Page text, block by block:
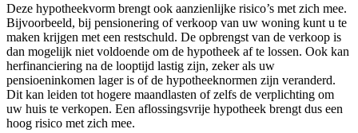
Deze hypotheekvorm brengt ook aanzienlijke risico’s met zich mee.
Bijvoorbeeld, bij pensionering of verkoop van uw woning kunt u te
maken krijgen met een restschuld. De opbrengst van de verkoop is
dan mogelijk niet voldoende om de hypotheek af te lossen. Ook kan
herfinanciering na de looptijd lastig zijn, zeker als uw
pensioeninkomen lager is of de hypotheeknormen zijn veranderd.
Dit kan leiden tot hogere maandlasten of zelfs de verplichting om
uw huis te verkopen. Een aflossingsvrije hypotheek brengt dus een
hoog risico met zich mee.